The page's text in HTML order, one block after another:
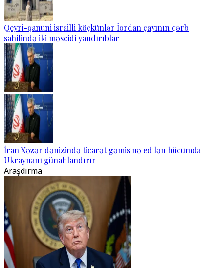
Qeyri-qanuni israilli köçkünlər İordan çayının qərb
sahilində iki məscidi yandırıblar
İran Xəzər dənizində ticarət gəmisinə edilən hücumda
Ukraynanı günahlandırır
Araşdırma